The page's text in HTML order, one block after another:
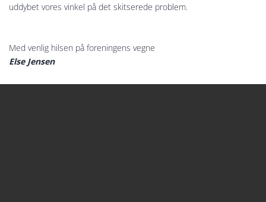
uddybet vores vinkel på det skitserede problem.
Med venlig hilsen på foreningens vegne
Else Jensen